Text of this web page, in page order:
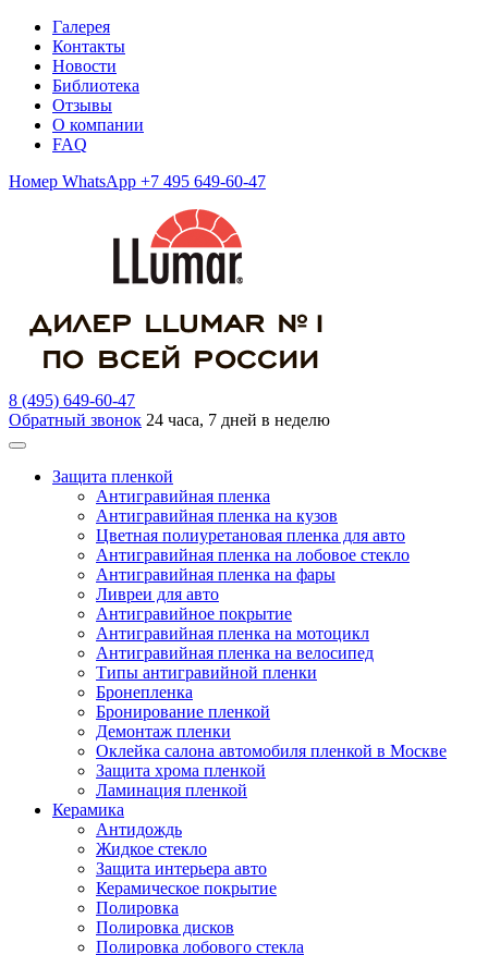
Галерея
Контакты
Новости
Библиотека
Отзывы
О компании
FAQ
Номер WhatsApp +7 495 649-60-47
8 (495) 649-60-47
Обратный звонок 24 часа, 7 дней в неделю
Защита пленкой
Антигравийная пленка
Антигравийная пленка на кузов
Цветная полиуретановая пленка для авто
Антигравийная пленка на лобовое стекло
Антигравийная пленка на фары
Ливреи для авто
Антигравийное покрытие
Антигравийная пленка на мотоцикл
Антигравийная пленка на велосипед
Типы антигравийной пленки
Бронепленка
Бронирование пленкой
Демонтаж пленки
Оклейка салона автомобиля пленкой в Москве
Защита хрома пленкой
Ламинация пленкой
Керамика
Антидождь
Жидкое стекло
Защита интерьера авто
Керамическое покрытие
Полировка
Полировка дисков
Полировка лобового стекла